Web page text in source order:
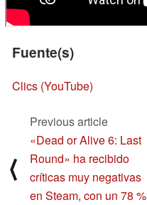
Fuente(s)
Clics (YouTube)
⟨
Previous article
«Dead or Alive 6: Last
Round» ha recibido
críticas muy negativas
en Steam, con un 78 %